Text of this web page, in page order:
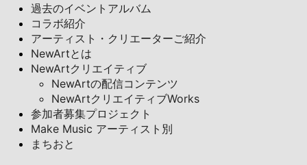
過去のイベントアルバム
コラボ紹介
アーティスト・クリエーターご紹介
NewArtとは
NewArtクリエイティブ
NewArtの配信コンテンツ
NewArtクリエイティブWorks
参加者募集プロジェクト
Make Music アーティスト別
まちおと